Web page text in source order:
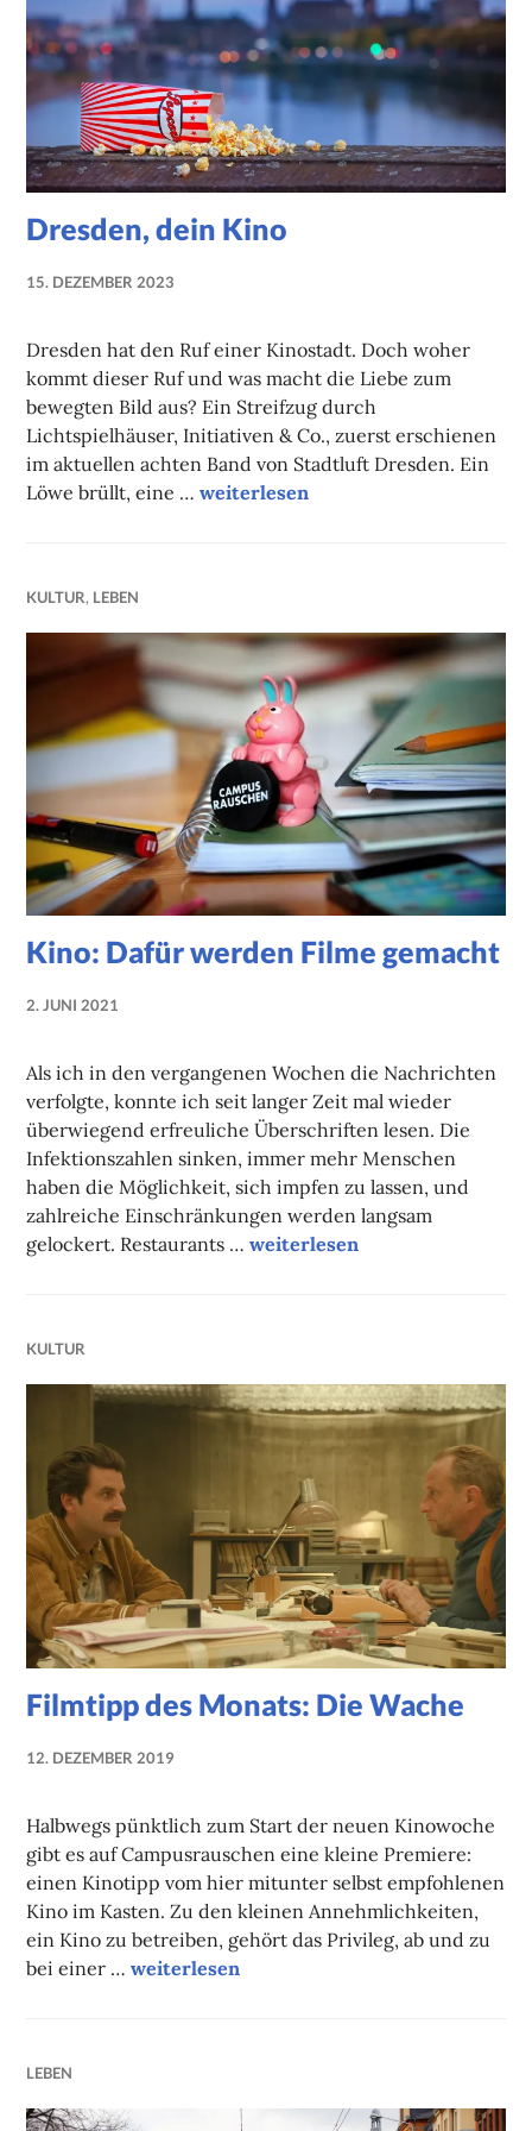
Dresden, dein Kino
15. DEZEMBER 2023
Dresden hat den Ruf einer Kinostadt. Doch woher
kommt dieser Ruf und was macht die Liebe zum
bewegten Bild aus? Ein Streifzug durch
Lichtspielhäuser, Initiativen & Co., zuerst erschienen
im aktuellen achten Band von Stadtluft Dresden. Ein
Löwe brüllt, eine …Dresden, dein Kino
weiterlesen
KULTUR, LEBEN
Kino: Dafür werden Filme gemacht
2. JUNI 2021
Als ich in den vergangenen Wochen die Nachrichten
verfolgte, konnte ich seit langer Zeit mal wieder
überwiegend erfreuliche Überschriften lesen. Die
Infektionszahlen sinken, immer mehr Menschen
haben die Möglichkeit, sich impfen zu lassen, und
zahlreiche Einschränkungen werden langsam
gelockert. Restaurants …Kino: Dafür werden Filme
weiterlesen
KULTUR
Filmtipp des Monats: Die Wache
12. DEZEMBER 2019
Halbwegs pünktlich zum Start der neuen Kinowoche
gibt es auf Campusrauschen eine kleine Premiere:
einen Kinotipp vom hier mitunter selbst empfohlenen
Kino im Kasten. Zu den kleinen Annehmlichkeiten,
ein Kino zu betreiben, gehört das Privileg, ab und zu
bei einer …Filmtipp des Monats: Die Wache
weiterlesen
LEBEN